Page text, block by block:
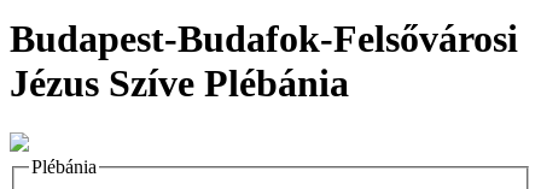
Budapest-Budafok-Felsővárosi
Jézus Szíve Plébánia
Plébánia